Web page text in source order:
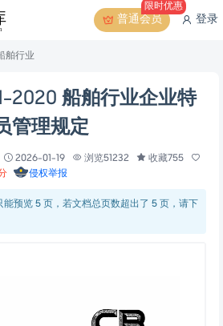
普通会员
限时优惠
登录
舶行业
2020 船舶行业企业特
管理规定
2026-01-19 浏览51232
收藏755
侵权举报
预览 5 页，若文档总页数超出了 5 页，请下